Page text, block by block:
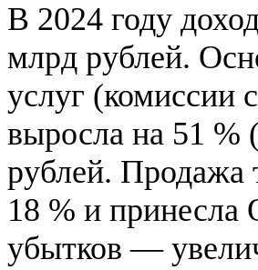
В 2024 году
млрд рублей.
услуг (комиссии
выросла на 51 %
рублей. Продажа
18 % и принесла
убытков —